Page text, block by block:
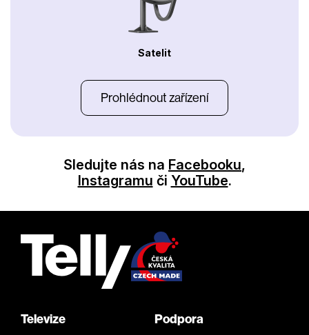
Satelit
Prohlédnout zařízení
Sledujte nás na Facebooku,
Instagramu či YouTube.
Televize Podpora